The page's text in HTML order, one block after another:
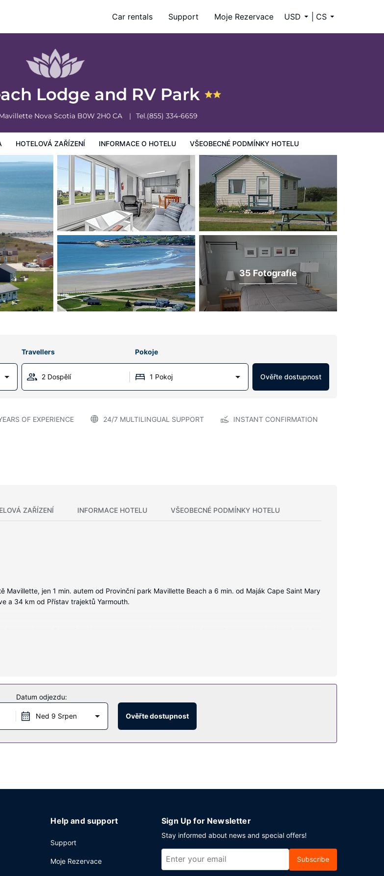
Car rentals Support Moje Rezervace USD CS
Lodge and RV Park
Nova Scotia B0W 2H0 CA Tel.(855) 334-6659
HOTELOVÁ ZAŘÍZENÍ INFORMACE O HOTELU VŠEOBECNÉ PODMÍNKY HOTELU
Všeobecné podmínky hotelu
35 Fotografie
Travellers Pokoje
2 Dospělí 1 Pokoj Ověřte dostupnost
OF EXPERIENCE 24/7 MULTILINGUAL SUPPORT INSTANT CONFIRMATION
ZAŘÍZENÍ INFORMACE HOTELU VŠEOBECNÉ PODMÍNKY HOTELU
Mavillette, jen 1 min. autem od Provinční park Mavillette Beach a 6 min. od Maják Cape Saint Mary
a 34 km od Přístav trajektů Yarmouth.
sprchou.
samostatné parkování zdarma.
Datum odjezdu:
Ned 9 Srpen Ověřte dostupnost
Help and support
Support
Moje Rezervace
Sign Up for Newsletter
Stay informed about news and special offers!
Subscribe